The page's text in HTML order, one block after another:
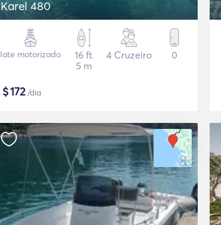
Karel 480
Iate motorizado
16 ft
5 m
4 Cruzeiro 0
$172/dia